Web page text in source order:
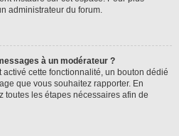
administrateur du forum.
à un modérateur ?
cette fonctionnalité, un bouton dédié
que vous souhaitez rapporter. En
toutes les étapes nécessaires afin de